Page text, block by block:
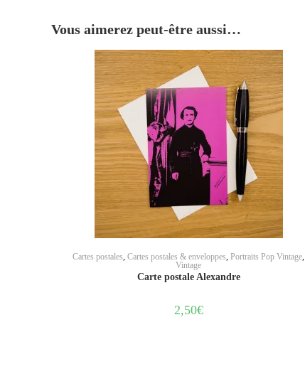
Vous aimerez peut-être aussi…
AJOUTER AU PANIER
Cartes postales,Cartes postales & enveloppes,Portraits Pop Vintage,
Vintage
Carte postale Alexandre
2,50€